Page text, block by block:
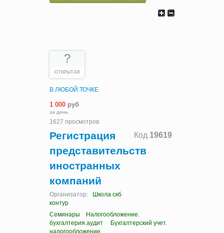
?
ОТКРЫТАЯ
В ЛЮБОЙ ТОЧКЕ
1 000 руб
за день
1627 просмотров
Код 19619
Регистрация
представительств
иностранных
компаний
Организатор:
Школа скб
контур
Семинары
Налогообложение.
бухгалтерия.аудит
Бухгалтерский учет.
налогообложение.